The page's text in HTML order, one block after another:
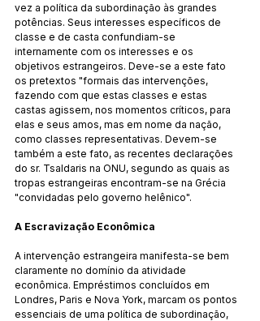
vez a política da subordinação às grandes
potências. Seus interesses específicos de
classe e de casta confundiam-se
internamente com os interesses e os
objetivos estrangeiros. Deve-se a este fato
os pretextos "formais das intervenções,
fazendo com que estas classes e estas
castas agissem, nos momentos críticos, para
elas e seus amos, mas em nome da nação,
como classes representativas. Devem-se
também a este fato, as recentes declarações
do sr. Tsaldaris na ONU, segundo as quais as
tropas estrangeiras encontram-se na Grécia
"convidadas pelo governo helênico".
A Escravização Econômica
A intervenção estrangeira manifesta-se bem
claramente no domínio da atividade
econômica. Empréstimos concluídos em
Londres, Paris e Nova York, marcam os pontos
essenciais de uma política de subordinação,